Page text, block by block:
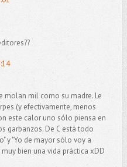
molan mil como su madre. Le
(y efectivamente, menos
este calor uno sólo piensa en
garbanzos. De C está todo
y "Yo de mayor sólo voy a
bien una vida práctica xDD